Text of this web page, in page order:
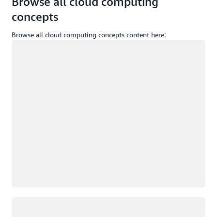
concepts
Browse all cloud computing concepts content here: